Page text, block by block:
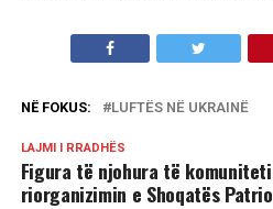
NË FOKUS: LUFTËS NË UKRAINË
LAJMI I RRADHËS
Figura të njohura të
riorganizimin e Shoqatës